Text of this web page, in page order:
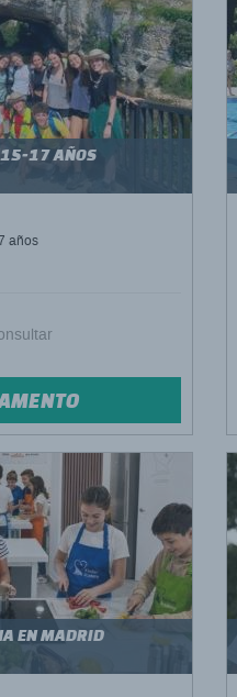
17 AÑOS
años
EN MADRID